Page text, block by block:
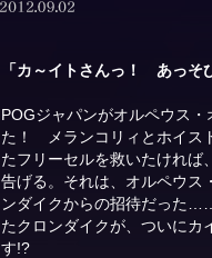
「カ～イトさんっ！ あっそ
POGジャパンがオルペウス
た！ メランコリィとホイス
たフリーセルを救いたければ
告げる。それは、オルペウス
ンダイクからの招待だった
たクロンダイクが、ついにカ
す!?